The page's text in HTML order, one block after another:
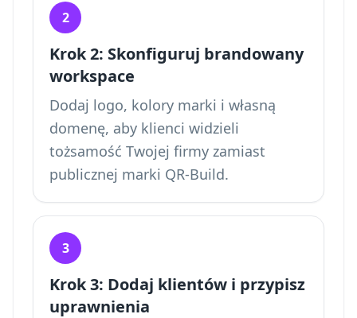
2
Krok 2: Skonfiguruj brandowany
workspace
Dodaj logo, kolory marki i własną
domenę, aby klienci widzieli
tożsamość Twojej firmy zamiast
publicznej marki QR-Build.
3
Krok 3: Dodaj klientów i przypisz
uprawnienia